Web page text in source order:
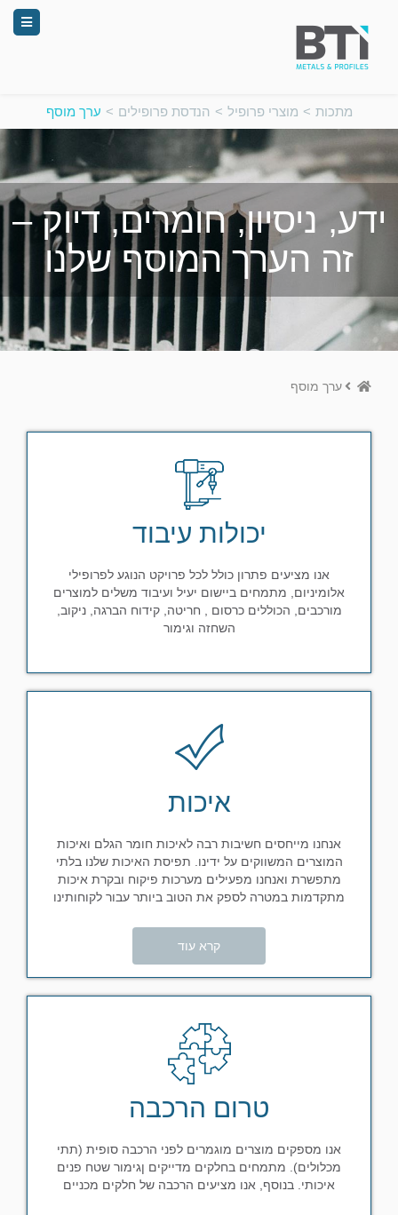
מתכות > מוצרי פרופיל > הנדסת פרופילים > ערך מוסף
ידע, ניסיון, חומרים, דיוק –
זה הערך המוסף שלנו
Homeערך מוסף
יכולות עיבוד
אנו מציעים פתרון כולל לכל פרויקט הנוגע לפרופילי
אלומיניום, מתמחים ביישום יעיל ועיבוד משלים למוצרים
מורכבים, הכוללים כרסום , חריטה, קידוח הברגה, ניקוב,
השחזה וגימור
איכות
אנחנו מייחסים חשיבות רבה לאיכות חומר הגלם ואיכות
המוצרים המשווקים על ידינו. תפיסת האיכות שלנו בלתי
מתפשרת ואנחנו מפעילים מערכות פיקוח ובקרת איכות
מתקדמות במטרה לספק את הטוב ביותר עבור לקוחותינו
קרא עוד
טרום הרכבה
אנו מספקים מוצרים מוגמרים לפני הרכבה סופית (תתי
מכלולים). מתמחים בחלקים מדייקים ןגימור שטח פנים
איכותי. בנוסף, אנו מציעים הרכבה של חלקים מכניים